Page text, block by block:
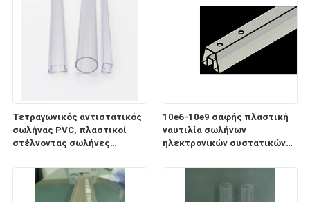
Τετραγωνικός αντιστατικός
σωλήνας PVC, πλαστικοί
στέλνοντας σωλήνες
10e6-10e9 σαφής πλαστική
ναυτιλία σωλήνων
ηλεκτρονικών συστατικών